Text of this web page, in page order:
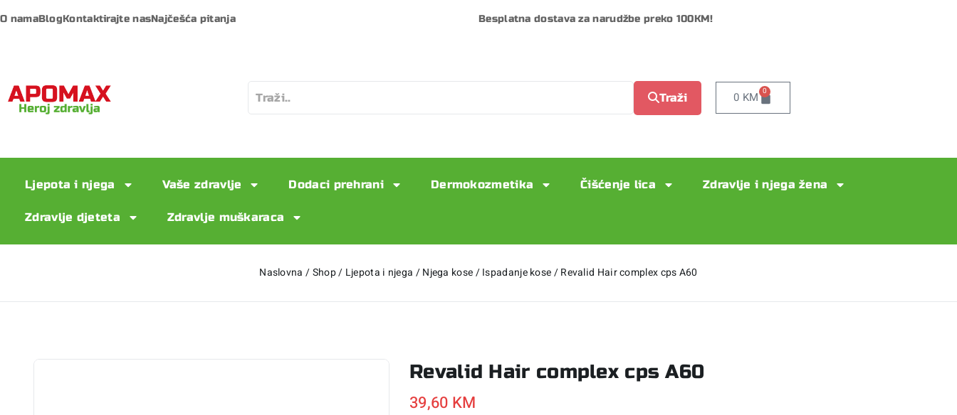
O namaBlogKontaktirajte nasNajčešća pitanja Besplatna dostava za narudžbe preko 100KM!
Traži 0 KM 0
Ljepota i njega Vaše zdravlje Dodaci prehrani Dermokozmetika Čišćenje lica Zdravlje i njega žena
Zdravlje djeteta Zdravlje muškaraca
Naslovna /Shop/ Ljepota i njega /Njega kose/Ispadanje kose/Revalid Hair complex cps A60
Revalid Hair complex cps A60
39,60 KM